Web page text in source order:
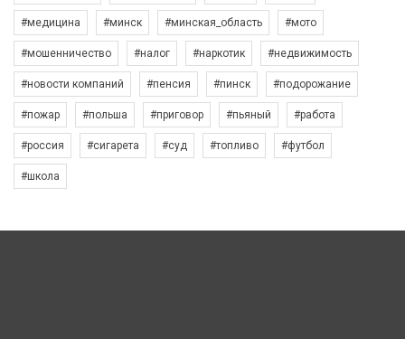
#медицина #минск #минская_область #мото
#мошенничество #налог #наркотик #недвижимость
#новости компаний #пенсия #пинск #подорожание
#пожар #польша #приговор #пьяный #работа
#россия #сигарета #суд #топливо #футбол
#школа